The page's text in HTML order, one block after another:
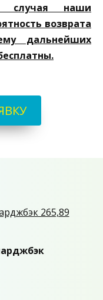
случая наши
возврата
дальнейших